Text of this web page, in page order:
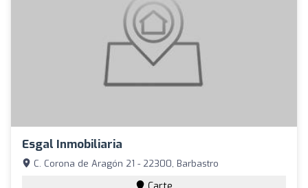
Esgal Inmobiliaria
C. Corona de Aragón 21 - 22300, Barbastro